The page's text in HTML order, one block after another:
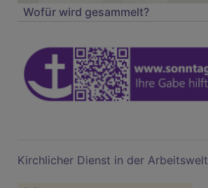
Wofür wird gesammelt?
Kirchlicher Dienst in der Arbeitswelt